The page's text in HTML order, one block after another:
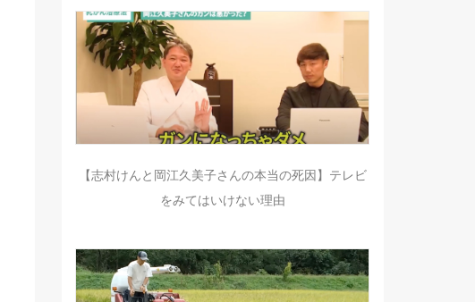
【志村けんと岡江久美子さんの本当の死因】テレビ
をみてはいけない理由